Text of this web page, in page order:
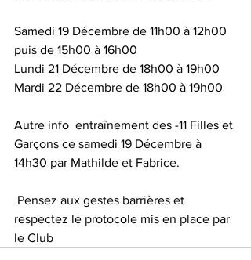
Samedi 19 Décembre de 11h00 à 12h00
puis de 15h00 à 16h00
Lundi 21 Décembre de 18h00 à 19h00
Mardi 22 Décembre de 18h00 à 19h00
Autre info  entraînement des -11 Filles et
Garçons ce samedi 19 Décembre à
14h30 par Mathilde et Fabrice.
respectez le protocole mis en place par
le Club